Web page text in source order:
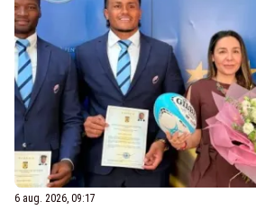
6 aug. 2026, 09:17